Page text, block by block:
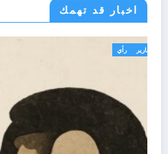
اخبار قد تهمك
تعاليق حرة